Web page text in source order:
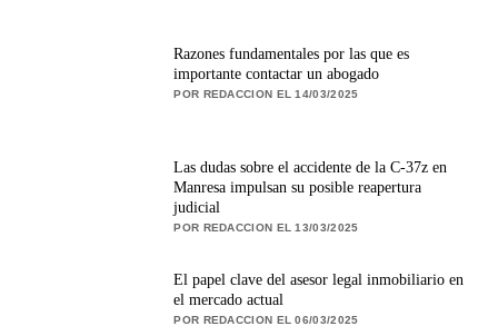
Razones fundamentales por las que es
importante contactar un abogado
POR REDACCION EL 14/03/2025
Las dudas sobre el accidente de la C-37z en
Manresa impulsan su posible reapertura
judicial
POR REDACCION EL 13/03/2025
El papel clave del asesor legal inmobiliario en
el mercado actual
POR REDACCION EL 06/03/2025